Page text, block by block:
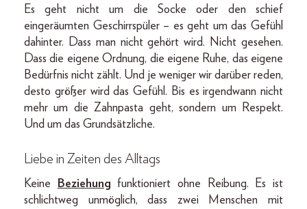
Es geht nicht um die Socke oder den schief
eingeräumten Geschirrspüler – es geht um das Gefühl
dahinter. Dass man nicht gehört wird. Nicht gesehen.
Dass die eigene Ordnung, die eigene Ruhe, das eigene
Bedürfnis nicht zählt. Und je weniger wir darüber reden,
desto größer wird das Gefühl. Bis es irgendwann nicht
mehr um die Zahnpasta geht, sondern um Res­pekt.
Und um das Grundsätzliche.
Liebe in Zeiten des Alltags
Keine Beziehung funktioniert ohne Reibung. Es ist
schlichtweg unmöglich, dass zwei Menschen mit